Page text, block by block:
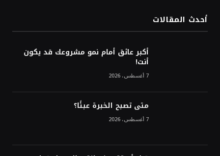
ترقب تطورات الوساطة بشأن الحرب
أحدث المقالات
أكبر عائق أمام نمو مشروعك قد يكون
أنت!
7 أغسطس، 2026
متى تصبح الخبرة عبئًا؟
7 أغسطس، 2026